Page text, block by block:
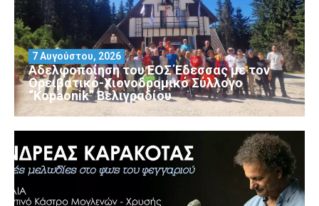
Αδελφοποίηση του ΕΟΣ Έδεσσας με τον
Ορειβατικό-Χιονοδρομικό Σύλλογο
“Kopaonik” Βελιγραδίου
7 Αυγούστου, 2026